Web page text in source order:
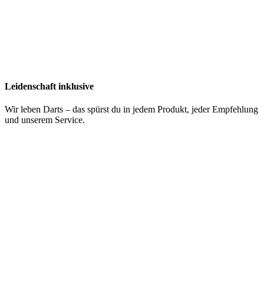
Leidenschaft inklusive
Wir leben Darts – das spürst du in jedem Produkt, jeder Empfehlung
und unserem Service.